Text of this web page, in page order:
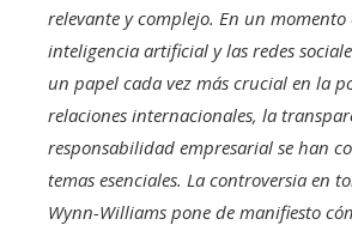
relevante y complejo. En un momento
inteligencia artificial y las redes
un papel cada vez más crucial en la
relaciones internacionales, la
responsabilidad empresarial se han
temas esenciales. La controversia en
Wynn-Williams pone de manifiesto